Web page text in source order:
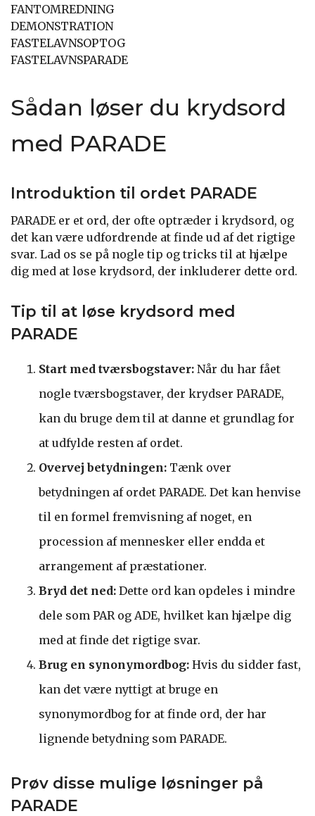
FANTOMREDNING
DEMONSTRATION
FASTELAVNSOPTOG
FASTELAVNSPARADE
Sådan løser du krydsord
med PARADE
Introduktion til ordet PARADE
PARADE er et ord, der ofte optræder i krydsord, og
det kan være udfordrende at finde ud af det rigtige
svar. Lad os se på nogle tip og tricks til at hjælpe
dig med at løse krydsord, der inkluderer dette ord.
Tip til at løse krydsord med
PARADE
Start med tværsbogstaver: Når du har fået
nogle tværsbogstaver, der krydser PARADE,
kan du bruge dem til at danne et grundlag for
at udfylde resten af ordet.
Overvej betydningen: Tænk over
betydningen af ordet PARADE. Det kan henvise
til en formel fremvisning af noget, en
procession af mennesker eller endda et
arrangement af præstationer.
Bryd det ned: Dette ord kan opdeles i mindre
dele som PAR og ADE, hvilket kan hjælpe dig
med at finde det rigtige svar.
Brug en synonymordbog: Hvis du sidder fast,
kan det være nyttigt at bruge en
synonymordbog for at finde ord, der har
lignende betydning som PARADE.
Prøv disse mulige løsninger på
PARADE